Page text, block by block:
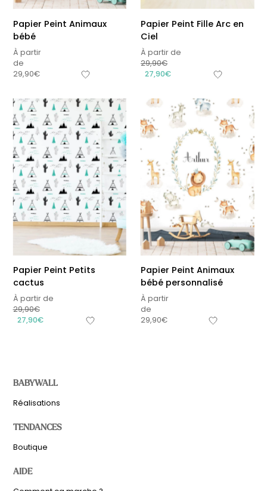
Papier Peint Animaux
bébé
À partir
de
29,90€
Papier Peint Fille Arc en
Ciel
À partir de
29,90€
27,90€
Papier Peint Petits
cactus
À partir de
29,90€
27,90€
Papier Peint Animaux
bébé personnalisé
À partir
de
29,90€
BABYWALL
Réalisations
TENDANCES
Boutique
AIDE